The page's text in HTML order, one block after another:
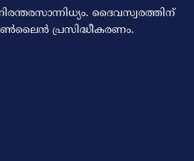
ദൈവസ്വരത്തിന്‌
പ്രസിദ്ധീകരണം.